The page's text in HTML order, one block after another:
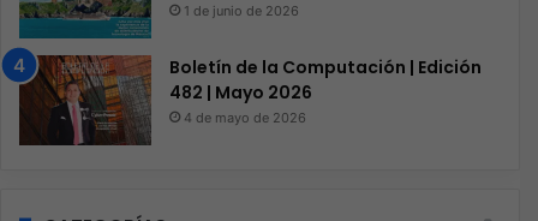
1 de junio de 2026
Boletín de la Computación | Edición
482 | Mayo 2026
4 de mayo de 2026